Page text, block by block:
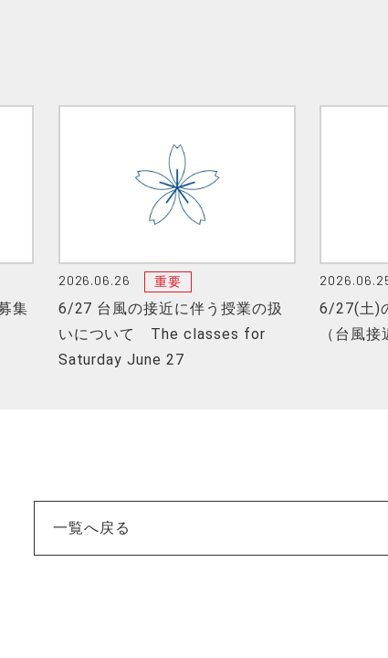
集
2026.06.26 重要
6/27 台風の接近に伴う授業の扱
いについて The classes for
Saturday June 27
6/27(土)
（台風接
一覧へ戻る